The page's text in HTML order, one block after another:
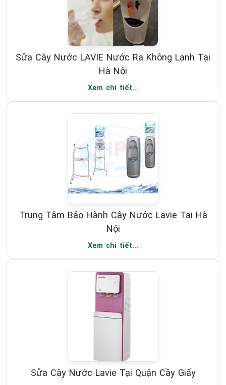
Sửa Cây Nước LAVIE Nước Ra Không Lạnh Tại
Hà Nội
Xem chi tiết...
Trung Tâm Bảo Hành Cây Nước Lavie Tại Hà
Nội
Xem chi tiết...
Sửa Cây Nước Lavie Tại Quận Cầy Giấy